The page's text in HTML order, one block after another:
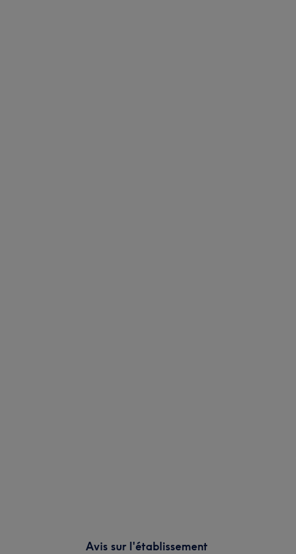
Avis sur l'établissement